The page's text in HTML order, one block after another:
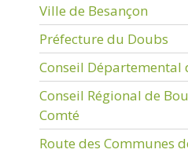
Ville de Besançon
Préfecture du Doubs
Conseil Départemental
Conseil Régional de
Comté
Route des Communes